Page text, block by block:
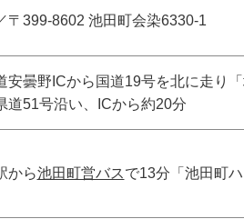
〒399-8602 池田町会染6330-1
安曇野ICから国道19号を北に走り
道51号沿い、ICから約20分
から池田町営バスで13分「池田町